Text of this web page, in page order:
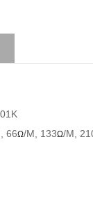
66Ω/M, 133Ω/M,